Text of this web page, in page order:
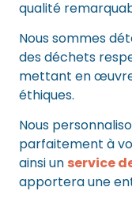
qualité
Nous sommes
des déchets
mettant en
éthiques.
Nous
parfaitement à
ainsi un service
apportera une